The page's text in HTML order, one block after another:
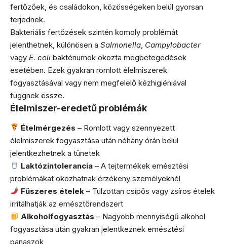
fertőzőek, és családokon, közösségeken belül gyorsan
terjednek.
Bakteriális fertőzések szintén komoly problémát
jelenthetnek, különösen a Salmonella, Campylobacter
vagy E. coli baktériumok okozta megbetegedések
esetében. Ezek gyakran romlott élelmiszerek
fogyasztásával vagy nem megfelelő kézhigiéniával
függnek össze.
Élelmiszer-eredetű problémák
Ételmérgezés – Romlott vagy szennyezett
élelmiszerek fogyasztása után néhány órán belül
jelentkezhetnek a tünetek
Laktózintolerancia – A tejtermékek emésztési
problémákat okozhatnak érzékeny személyeknél
Fűszeres ételek – Túlzottan csípős vagy zsíros ételek
irritálhatják az emésztőrendszert
Alkoholfogyasztás – Nagyobb mennyiségű alkohol
fogyasztása után gyakran jelentkeznek emésztési
panaszok